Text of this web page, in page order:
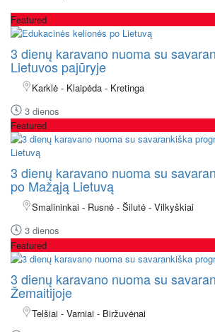
Featured
3 dienų karavano nuoma su
Lietuvos pajūryje
Karklė - Klaipėda - Kretinga
3 dienos
Featured
3 dienų karavano nuoma su
po Mažąją Lietuvą
Smalininkai - Rusnė - Šilutė - Vilkyškiai
3 dienos
Featured
3 dienų karavano nuoma su
Žemaitijoje
Telšiai - Varniai - Biržuvėnai